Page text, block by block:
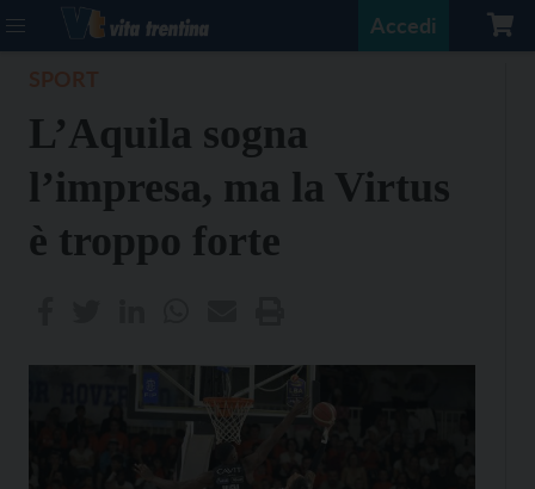
Accedi
L’Aquila sogna
l’impresa, ma la Virtus
è troppo forte